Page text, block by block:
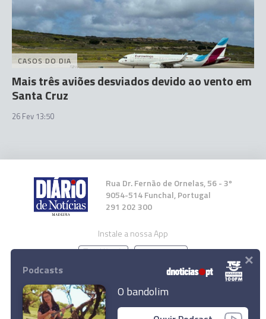
CASOS DO DIA
Mais três aviões desviados devido ao vento em
Santa Cruz
26 Fev 13:50
Rua Dr. Fernão de Ornelas, 56 - 3º
9054-514 Funchal, Portugal
291 202 300
Instale a nossa App
© 2026 Empresa Diário de Notícias, Lda.
Podcasts
O bandolim
×